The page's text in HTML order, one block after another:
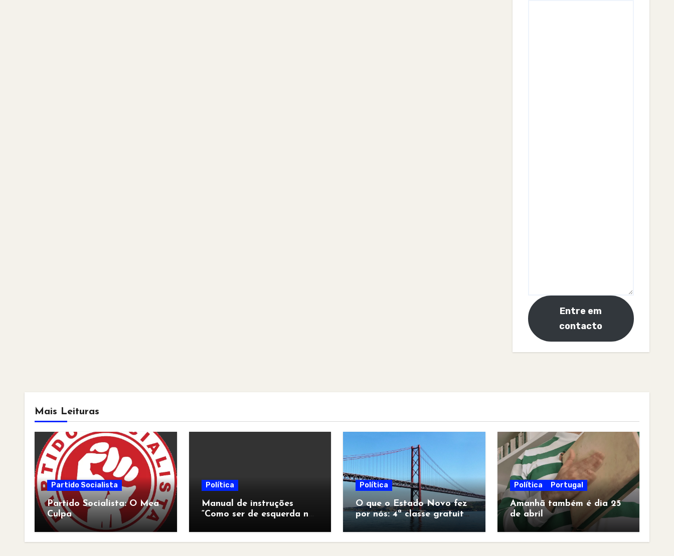
Entre em
contacto
Mais Leituras
Partido Socialista
Partido Socialista: O Mea
Culpa
Política
Manual de instruções
“Como ser de esquerda no
Política
O que o Estado Novo fez
por nós: 4ª classe gratuita
para todos
Política Portugal
Amanhã também é dia 25
de abril